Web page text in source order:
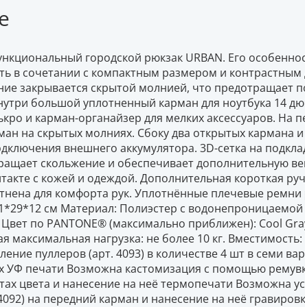
городской рюкзак URBAN. Его
в сочетании с компактным размером и
закрывается скрытой молнией, что предотращает
большой уплотненный карман для ноутбука 14
и карман-органайзер для мелких аксессуаров. На
на скрытых молниях. Сбоку два открытых кармана
внешнего аккумулятора. 3D-сетка на
скольжение и обеспечивает дополнительную
с кожей и одеждой. Дополнительная короткая
для комфорта рук. Уплотнённые плечевые ремни
см Материал: Полиэстер с
по PANTONE® (максимально приближен): Cool
максимальная нагрузка: не более 10 кг. Вместимость:
пуллеров (арт. 4093) в количестве 4 шт в семи
УФ печати Возможна каcтомизация с помощью
цвета и нанесение на неё термопечати Возможна
на передний карман и нанесение на неё